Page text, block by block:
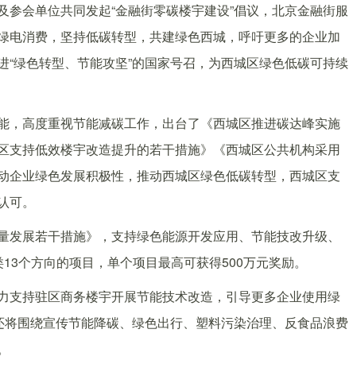
会单位共同发起“金融街零碳楼宇建设”倡议，北京金融街服
消费，坚持低碳转型，共建绿色西城，呼吁更多的企业加
绿色转型、节能攻坚”的国家号召，为西城区绿色低碳可持续
高度重视节能减碳工作，出台了《西城区推进碳达峰实施
持低效楼宇改造提升的若干措施》《西城区公共机构采用
业绿色发展积极性，推动西城区绿色低碳转型，西城区支
。
展若干措施》，支持绿色能源开发应用、节能技改升级、
个方向的项目，单个项目最高可获得500万元奖励。
持驻区商务楼宇开展节能技术改造，引导更多企业使用绿
围绕宣传节能降碳、绿色出行、塑料污染治理、反食品浪费